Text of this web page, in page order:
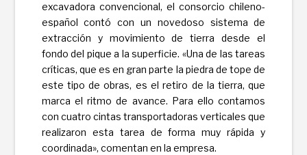
excavadora convencional, el consorcio chileno-
español contó con un novedoso sistema de
extracción y movimiento de tierra desde el
fondo del pique a la superficie. «Una de las tareas
críticas, que es en gran parte la piedra de tope de
este tipo de obras, es el retiro de la tierra, que
marca el ritmo de avance. Para ello contamos
con cuatro cintas transportadoras verticales que
realizaron esta tarea de forma muy rápida y
coordinada», comentan en la empresa.